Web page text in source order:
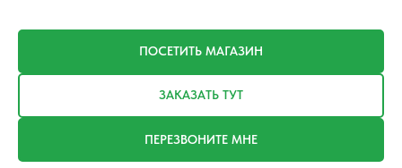
ПОСЕТИТЬ МАГАЗИН
ЗАКАЗАТЬ ТУТ
ПЕРЕЗВОНИТЕ МНЕ